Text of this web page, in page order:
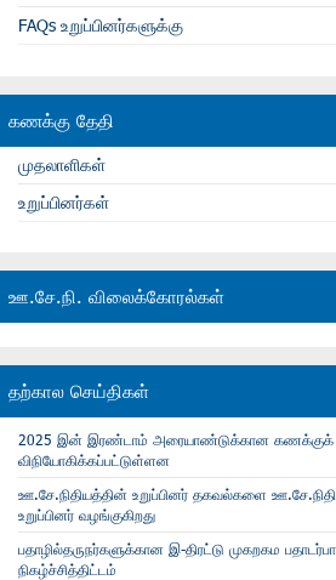
FAQs உறுப்பினர்களுக்கு
கணக்கு தேதி
முதலாளிகள்
உறுப்பினர்கள்
ஊ.சே.நி. விலைக்கோரல்கள்
தற்கால செய்திகள்
2025 இன் இரண்டாம் அரையாண்டுக்கான கணக்குக்
விநியோகிக்கப்பட்டுள்ளன
ஊ.சே.நிதியத்தின் உறுப்பினர் தகவல்களை
உறுப்பினர் வழங்குகிறது
பதாழில்தருநர்களுக்கான இ-திரட்டு முகறகம
நிகழ்ச்சித்திட்டம்